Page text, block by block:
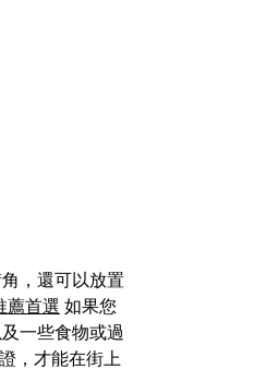
，還可以放置
薦首選 如果您
一些食物或過
，才能在街上